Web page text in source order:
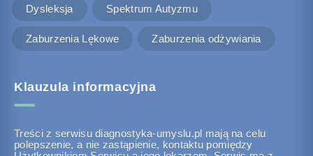
Dysleksja Spektrum Autyzmu
Zaburzenia Lękowe Zaburzenia odżywiania
Klauzula informacyjna
Treści z serwisu diagnostyka-umyslu.pl mają na celu
polepszenie, a nie zastąpienie, kontaktu pomiędzy